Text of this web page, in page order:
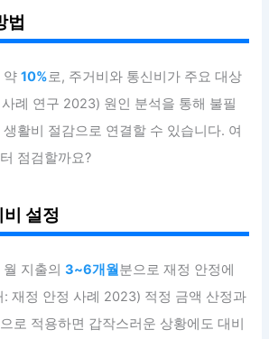
법
약10%로, 주거비와 통신비가 주요 대상
례 연구 2023) 원인 분석을 통해 불필
활비 절감으로 연결할 수 있습니다. 여
점검할까요?
설정
월 지출의3~6개월 분으로 재정 안정에
: 재정 안정 사례 2023) 적정 금액 산정과
로 적용하면 갑작스러운 상황에도 대비